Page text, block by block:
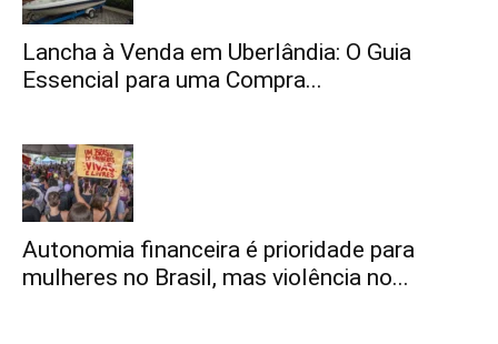
Lancha à Venda em Uberlândia: O Guia
Essencial para uma Compra...
Autonomia financeira é prioridade para
mulheres no Brasil, mas violência no...